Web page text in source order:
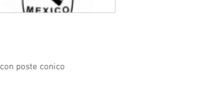
poste conico